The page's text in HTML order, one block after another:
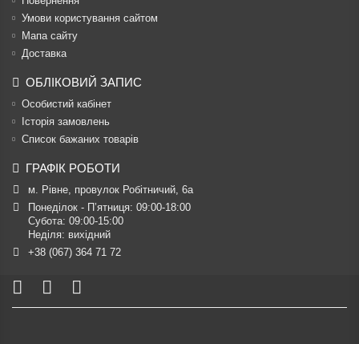
Умови користування сайтом
Мапа сайту
Доставка
ОБЛІКОВИЙ ЗАПИС
Особистий кабінет
Історія замовлень
Список бажаних товарів
ГРАФІК РОБОТИ
м. Рівне, провулок Робітничий, 6а
Понеділок - П’ятниця: 09:00-18:00
Субота: 09:00-15:00
Неділя: вихідний
+38 (067) 364 71 72